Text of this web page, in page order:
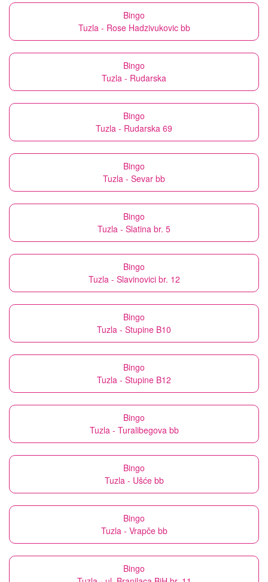
Bingo
Tuzla - Rose Hadzivukovic bb
Bingo
Tuzla - Rudarska
Bingo
Tuzla - Rudarska 69
Bingo
Tuzla - Sevar bb
Bingo
Tuzla - Slatina br. 5
Bingo
Tuzla - Slavinovici br. 12
Bingo
Tuzla - Stupine B10
Bingo
Tuzla - Stupine B12
Bingo
Tuzla - Turalibegova bb
Bingo
Tuzla - Ušće bb
Bingo
Tuzla - Vrapče bb
Bingo